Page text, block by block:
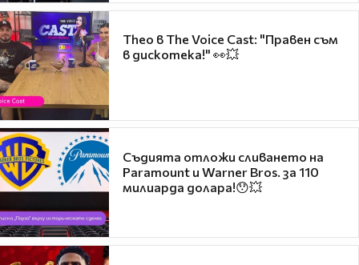
Theo в The Voice Cast: "Правен съм
в дискотека!" 👀💥
Съдията отложи сливането на
Paramount и Warner Bros. за 110
милиарда долара!😯💥